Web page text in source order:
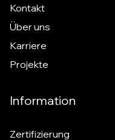
Kontakt
Über uns
Karriere
Projekte
Information
Zertifizierung